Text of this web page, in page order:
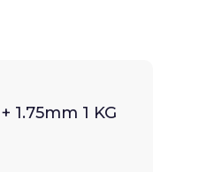
1.75mm 1 KG